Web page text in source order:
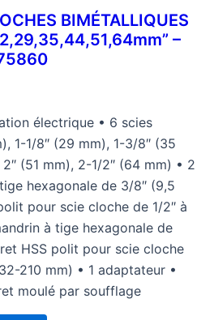
BIMÉTALLIQUES
–
électrique • 6 scies
1-1/8″ (29 mm), 1-3/8″ (35
(51 mm), 2-1/2″ (64 mm) • 2
hexagonale de 3/8″ (9,5
pour scie cloche de 1/2″ à
à tige hexagonale de
HSS polit pour scie cloche
210 mm) • 1 adaptateur •
moulé par soufflage